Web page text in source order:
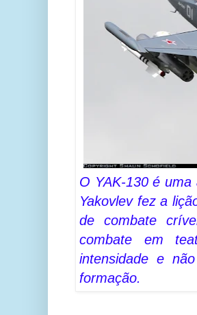
O YAK-130 é
Yakovlev fez a
de combate
combate em
intensidade e
formação.